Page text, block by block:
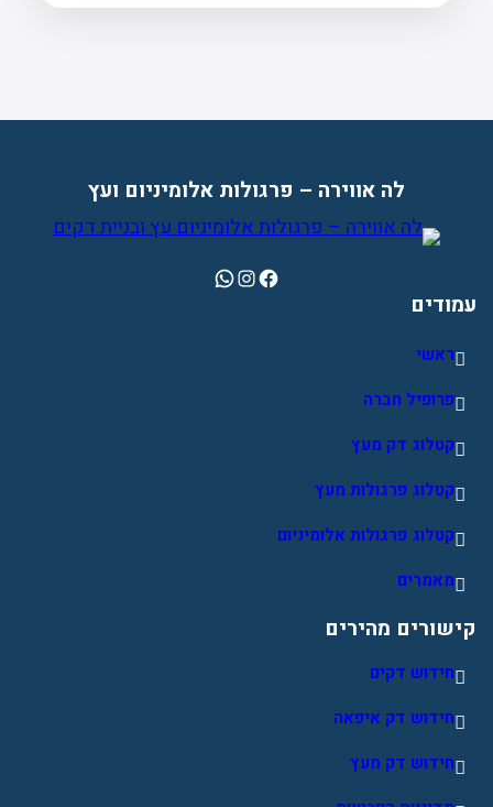
לה אווירה – פרגולות אלומיניום ועץ
Facebook
Instagram
WhatsApp
עמודים
ראשי
פרופיל חברה
קטלוג דק מעץ
קטלוג פרגולות מעץ
קטלוג פרגולות אלומיניום
מאמרים
קישורים מהירים
חידוש דקים
חידוש דק איפאה
חידוש דק מעץ